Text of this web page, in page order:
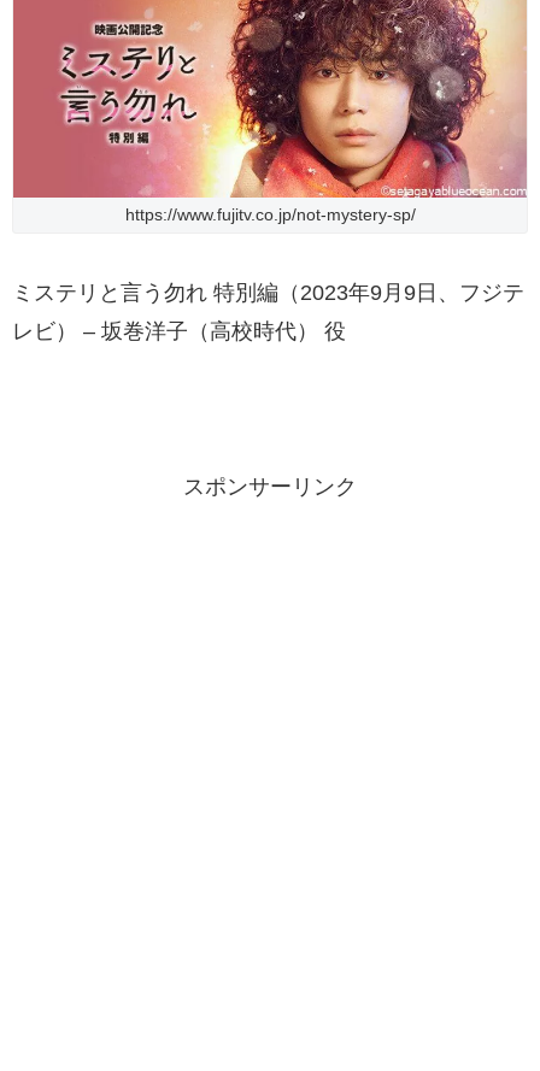
https://www.fujitv.co.jp/not-mystery-sp/
ミステリと言う勿れ 特別編（2023年9月9日、フジテ
レビ） – 坂巻洋子（高校時代） 役
スポンサーリンク